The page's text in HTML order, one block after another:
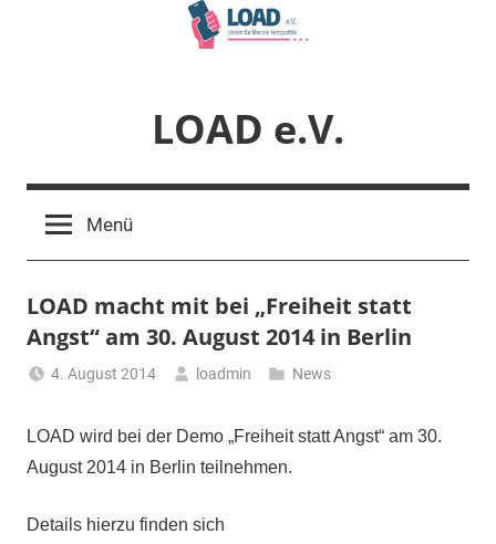
LOAD e.V.
liberale
Menü
LOAD macht mit bei „Freiheit statt
Angst“ am 30. August 2014 in Berlin
4. August 2014 loadmin News
LOAD wird bei der Demo „Freiheit statt Angst“ am 30.
August 2014 in Berlin teilnehmen.
Details hierzu finden sich